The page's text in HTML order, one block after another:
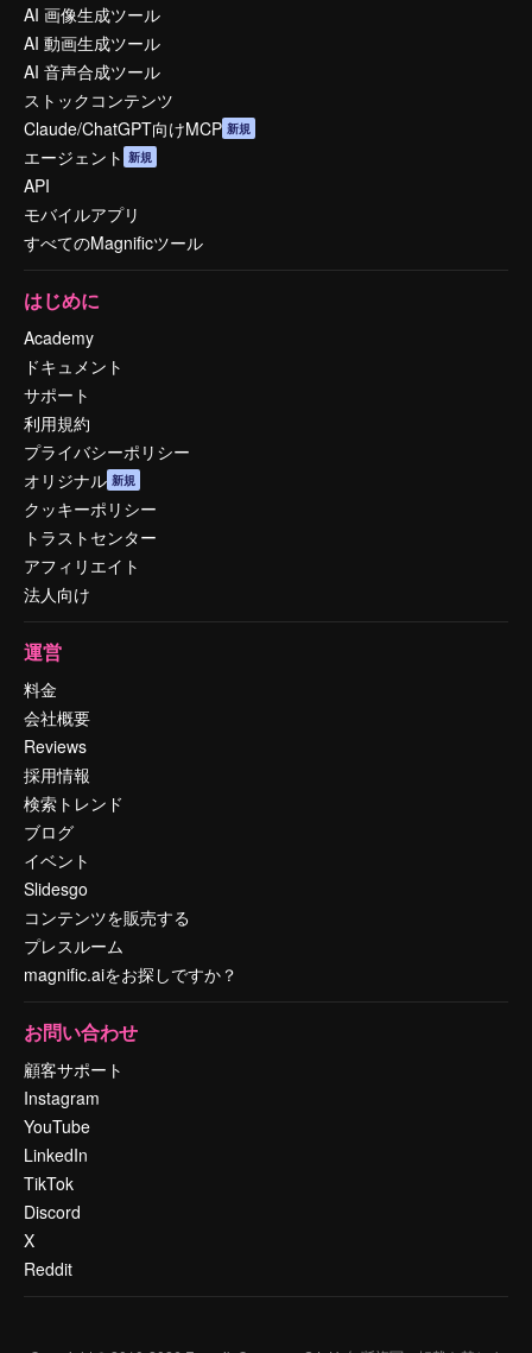
AI 画像生成ツール
AI 動画生成ツール
AI 音声合成ツール
ストックコンテンツ
Claude/ChatGPT向けMCP 新規
エージェント 新規
API
モバイルアプリ
すべてのMagnificツール
はじめに
Academy
ドキュメント
サポート
利用規約
プライバシーポリシー
オリジナル 新規
クッキーポリシー
トラストセンター
アフィリエイト
法人向け
運営
料金
会社概要
Reviews
採用情報
検索トレンド
ブログ
イベント
Slidesgo
コンテンツを販売する
プレスルーム
magnific.aiをお探しですか？
お問い合わせ
顧客サポート
Instagram
YouTube
LinkedIn
TikTok
Discord
X
Reddit